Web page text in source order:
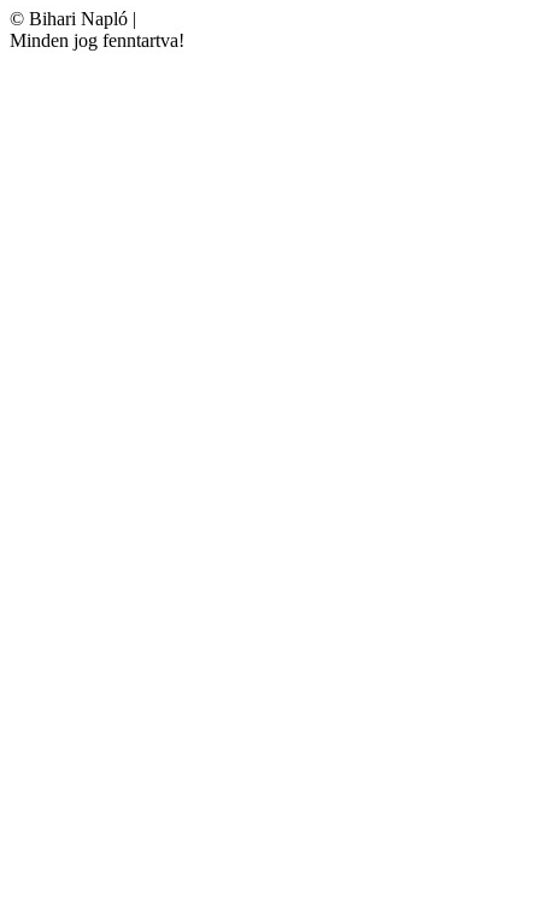
© Bihari Napló |
Minden jog fenntartva!